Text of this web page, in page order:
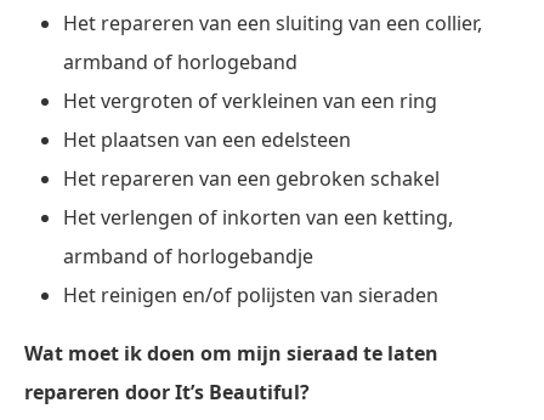
Het repareren van een sluiting van een collier,
armband of horlogeband
Het vergroten of verkleinen van een ring
Het plaatsen van een edelsteen
Het repareren van een gebroken schakel
Het verlengen of inkorten van een ketting,
armband of horlogebandje
Het reinigen en/of polijsten van sieraden
Wat moet ik doen om mijn sieraad te laten
repareren door It’s Beautiful?